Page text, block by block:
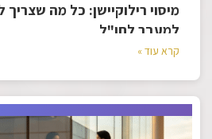
מיסוי רילוקיישן: כל מה
למעבר לחו"ל
קרא עוד »